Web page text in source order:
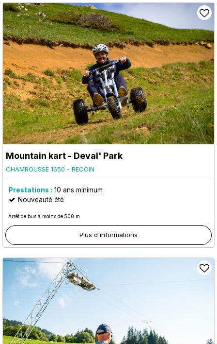
Mountain kart - Deval' Park
CHAMROUSSE 1650 - RECOIN
Prestations : 10 ans minimum
Nouveauté été
Arrêt de bus à moins de 500 m
Plus d'informations